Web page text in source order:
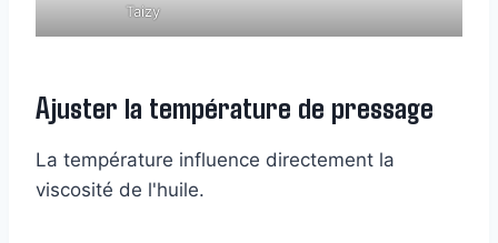
Taizy
Ajuster la température de pressage
La température influence directement la
viscosité de l'huile.